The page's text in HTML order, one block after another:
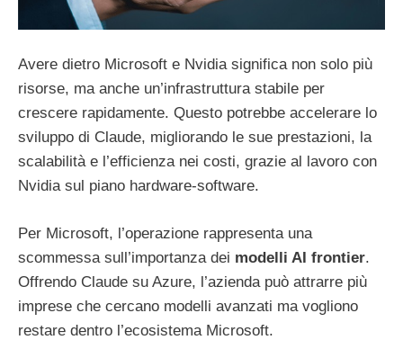
Avere dietro Microsoft e Nvidia significa non solo più
risorse, ma anche un’infrastruttura stabile per
crescere rapidamente. Questo potrebbe accelerare lo
sviluppo di Claude, migliorando le sue prestazioni, la
scalabilità e l’efficienza nei costi, grazie al lavoro con
Nvidia sul piano hardware-software.
Per Microsoft, l’operazione rappresenta una
scommessa sull’importanza dei modelli AI frontier.
Offrendo Claude su Azure, l’azienda può attrarre più
imprese che cercano modelli avanzati ma vogliono
restare dentro l’ecosistema Microsoft.